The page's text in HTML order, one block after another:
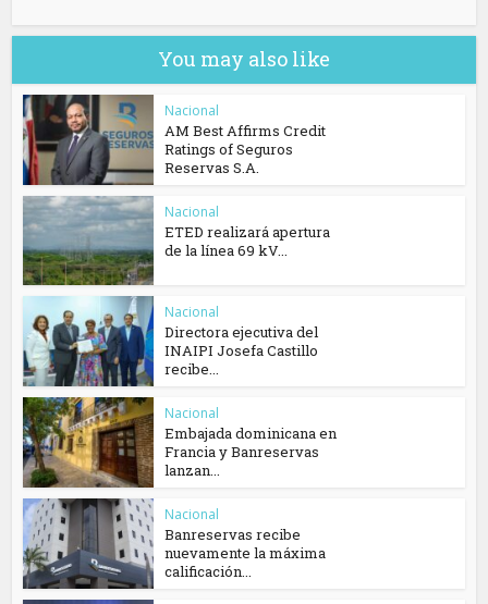
You may also like
Nacional
AM Best Affirms Credit
Ratings of Seguros
Reservas S.A.
Nacional
ETED realizará apertura
de la línea 69 kV...
Nacional
Directora ejecutiva del
INAIPI Josefa Castillo
recibe...
Nacional
Embajada dominicana en
Francia y Banreservas
lanzan...
Nacional
Banreservas recibe
nuevamente la máxima
calificación...